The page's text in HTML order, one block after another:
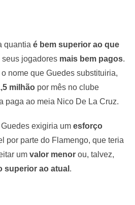
quantia é bem superior ao que
seus jogadores mais bem pagos.
o nome que Guedes substituiria,
milhão por mês no clube
paga ao meia Nico De La Cruz.
exigiria um esforço
por parte do Flamengo, que teria
um valor menor ou, talvez,
superior ao atual .